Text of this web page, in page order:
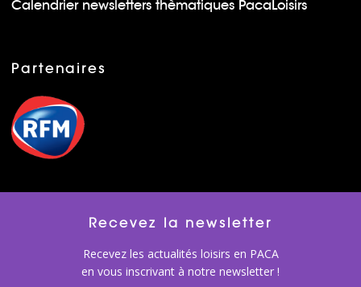
Calendrier newsletters thèmatiques PacaLoisirs
Partenaires
Recevez la newsletter
Recevez les actualités loisirs en PACA
en vous inscrivant à notre newsletter !